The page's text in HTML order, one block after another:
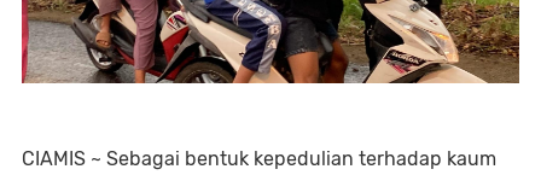
CIAMIS ~ Sebagai bentuk kepedulian terhadap kaum